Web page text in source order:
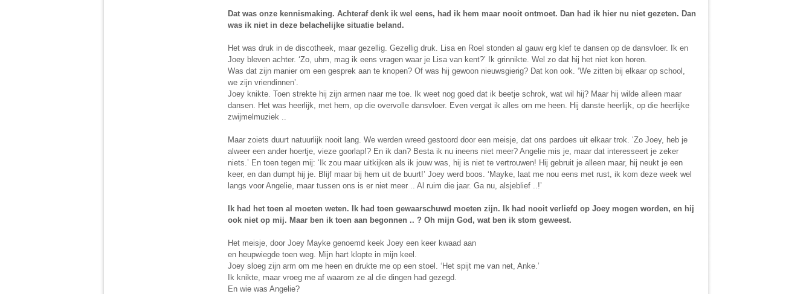
Dat was onze kennismaking. Achteraf denk ik wel eens, had ik hem maar nooit ontmoet. Dan had ik hier nu niet gezeten. Dan
was ik niet in deze belachelijke situatie beland.
Het was druk in de discotheek, maar gezellig. Gezellig druk. Lisa en Roel stonden al gauw erg klef te dansen op de dansvloer. Ik en
Joey bleven achter. ‘Zo, uhm, mag ik eens vragen waar je Lisa van kent?’ Ik grinnikte. Wel zo dat hij het niet kon horen.
Was dat zijn manier om een gesprek aan te knopen? Of was hij gewoon nieuwsgierig? Dat kon ook. ‘We zitten bij elkaar op school,
we zijn vriendinnen’.
Joey knikte. Toen strekte hij zijn armen naar me toe. Ik weet nog goed dat ik beetje schrok, wat wil hij? Maar hij wilde alleen maar
dansen. Het was heerlijk, met hem, op die overvolle dansvloer. Even vergat ik alles om me heen. Hij danste heerlijk, op die heerlijke
zwijmelmuziek ..
Maar zoiets duurt natuurlijk nooit lang. We werden wreed gestoord door een meisje, dat ons pardoes uit elkaar trok. ‘Zo Joey, heb je
alweer een ander hoertje, vieze goorlap!? En ik dan? Besta ik nu ineens niet meer? Angelie mis je, maar dat interesseert je zeker
niets.’ En toen tegen mij: ‘Ik zou maar uitkijken als ik jouw was, hij is niet te vertrouwen! Hij gebruit je alleen maar, hij neukt je een
keer, en dan dumpt hij je. Blijf maar bij hem uit de buurt!’ Joey werd boos. ‘Mayke, laat me nou eens met rust, ik kom deze week wel
langs voor Angelie, maar tussen ons is er niet meer .. Al ruim die jaar. Ga nu, alsjeblief ..!’
Ik had het toen al moeten weten. Ik had toen gewaarschuwd moeten zijn. Ik had nooit verliefd op Joey mogen worden, en hij
ook niet op mij. Maar ben ik toen aan begonnen .. ? Oh mijn God, wat ben ik stom geweest.
Het meisje, door Joey Mayke genoemd keek Joey een keer kwaad aan
en heupwiegde toen weg. Mijn hart klopte in mijn keel.
Joey sloeg zijn arm om me heen en drukte me op een stoel. ‘Het spijt me van net, Anke.’
Ik knikte, maar vroeg me af waarom ze al die dingen had gezegd.
En wie was Angelie?